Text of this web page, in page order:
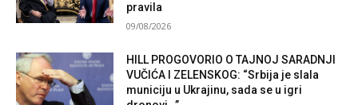
pravila
09/08/2026
HILL PROGOVORIO O TAJNOJ SARADNJI
VUČIĆA I ZELENSKOG: “Srbija je slala
municiju u Ukrajinu, sada se u igri